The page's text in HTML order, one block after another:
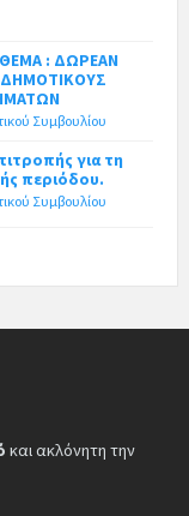
: ΔΩΡΕΑΝ
ΔΗΜΟΤΙΚΟΥΣ
Συμβουλίου
για τη
περιόδου.
Συμβουλίου
και ακλόνητη την